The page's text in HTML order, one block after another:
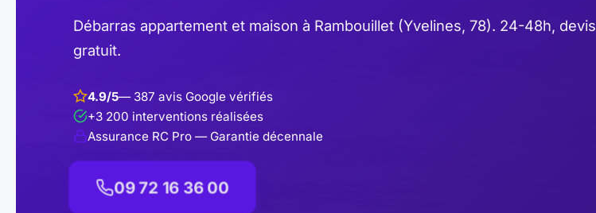
Débarras appartement et maison à Rambouillet (Yvelines, 78). 24-48h, devis
gratuit.
4.9/5— 387 avis Google vérifiés
+3 200 interventions réalisées
Assurance RC Pro — Garantie décennale
09 72 16 36 00